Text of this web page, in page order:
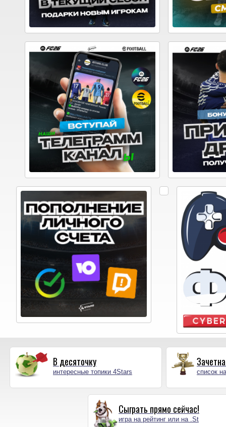
В десяточку
интересные топики 4Stars список
Сыграть прямо сейчас!
игра на рейтинг или на .St